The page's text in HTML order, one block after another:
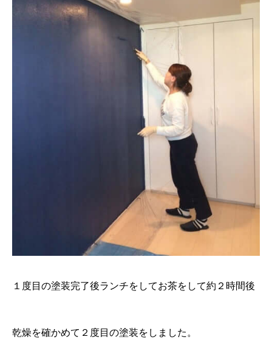
１度目の塗装完了後ランチをしてお茶をして約２時間後
乾燥を確かめて２度目の塗装をしました。